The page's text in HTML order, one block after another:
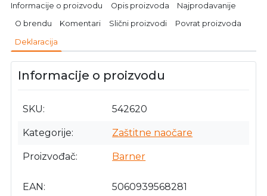
Informacije o proizvodu Opis proizvoda Najprodavanije
O brendu Komentari Slični proizvodi Povrat proizvoda
Deklaracija
Informacije o proizvodu
SKU 542620
Kategorije Zaštitne naočare
Proizvođač Barner
EAN 5060939568281